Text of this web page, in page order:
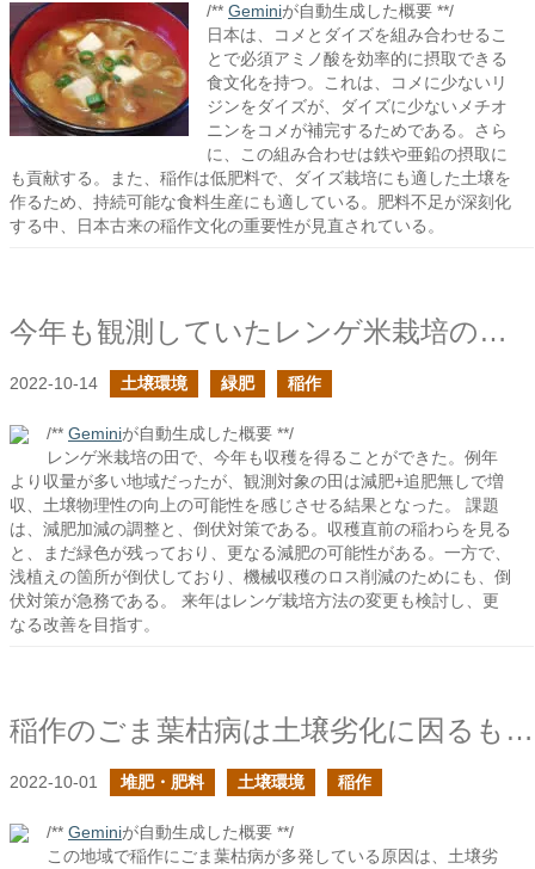
/** Geminiが自動生成した概要 **/
日本は、コメとダイズを組み合わせるこ
とで必須アミノ酸を効率的に摂取できる
食文化を持つ。これは、コメに少ないリ
ジンをダイズが、ダイズに少ないメチオ
ニンをコメが補完するためである。さら
に、この組み合わせは鉄や亜鉛の摂取に
も貢献する。また、稲作は低肥料で、ダイズ栽培にも適した土壌を
作るため、持続可能な食料生産にも適している。肥料不足が深刻化
する中、日本古来の稲作文化の重要性が見直されている。
今年も観測していたレンゲ米栽培の田が無事に収穫を迎えたそうです2022
2022-10-14 土壌環境 緑肥 稲作
/** Geminiが自動生成した概要 **/
レンゲ米栽培の田で、今年も収穫を得ることができた。例年
より収量が多い地域だったが、観測対象の田は減肥+追肥無しで増
収、土壌物理性の向上の可能性を感じさせる結果となった。 課題
は、減肥加減の調整と、倒伏対策である。収穫直前の稲わらを見る
と、まだ緑色が残っており、更なる減肥の可能性がある。一方で、
浅植えの箇所が倒伏しており、機械収穫のロス削減のためにも、倒
伏対策が急務である。 来年はレンゲ栽培方法の変更も検討し、更
なる改善を目指す。
稲作のごま葉枯病は土壌劣化に因るものだと考えるとしっくりくる
2022-10-01 堆肥・肥料 土壌環境 稲作
/** Geminiが自動生成した概要 **/
この地域で稲作にごま葉枯病が多発している原因は、土壌劣